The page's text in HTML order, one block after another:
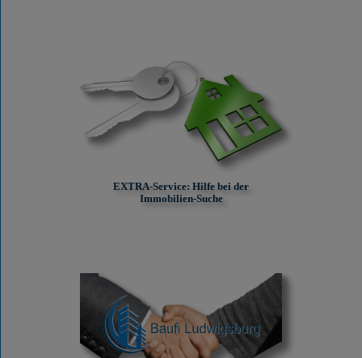
EXTRA-Service: Hilfe bei der
Immobilien-Suche